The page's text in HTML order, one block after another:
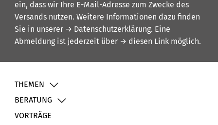
ein, dass wir Ihre E-Mail-Adresse zum Zwecke des
Versands nutzen. Weitere Informationen dazu finden
Sie in unserer → Datenschutzerklärung. Eine
Abmeldung ist jederzeit über → diesen Link möglich.
THEMEN
BERATUNG
VORTRÄGE